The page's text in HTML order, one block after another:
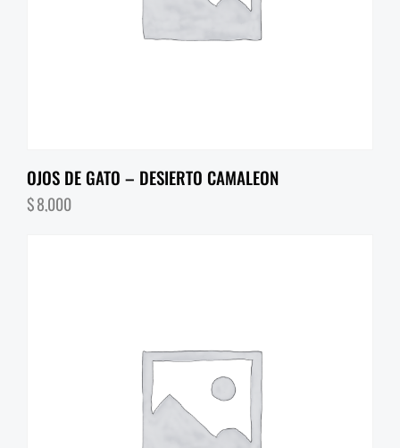
OJOS DE GATO – DESIERTO CAMALEON
$8,000